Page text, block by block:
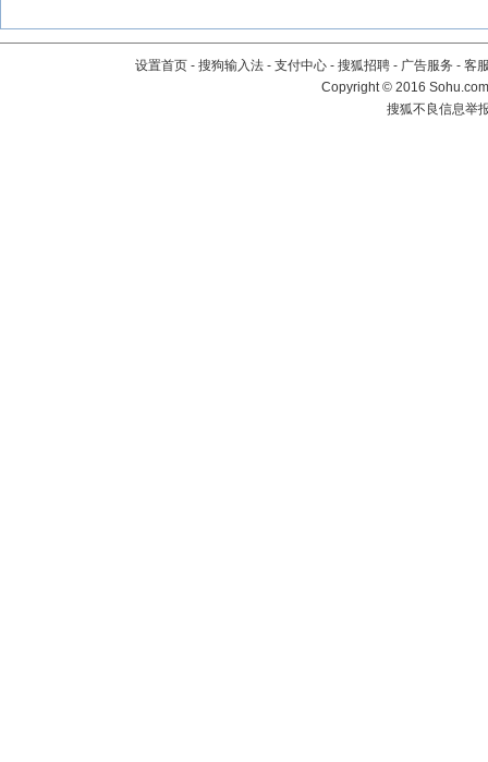
设置首页 - 搜狗输入法 - 支付中心 - 搜狐招聘 - 广告服务 - 客
Copyright©2016
搜狐不良信息举